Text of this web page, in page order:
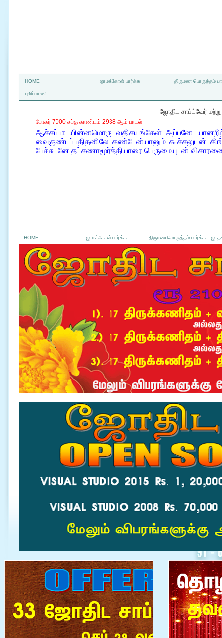
HOME ஜாமக்கோள் பார்க்க திருமண பொருத்தம்
புலிப்பாணி
ஜோதிட சாப்ட்வேர்
போகர் 7000 சப்த காண்டம் 2938 ஆம் பாடல்
ஆச்சப்பா யின்னமொரு வதிசயங்கேள் அப்பனே
வைகுண்டப்பதிதனிலே கண்டேன்யானும் கூச்சலுடன்
பேச்சுடனே தட்சணாமூர்த்தியாரை பெருமையுடன்
HOME ஜாமக்கோள் பார்க்க திருமண பொருத்தம் பார்க்க